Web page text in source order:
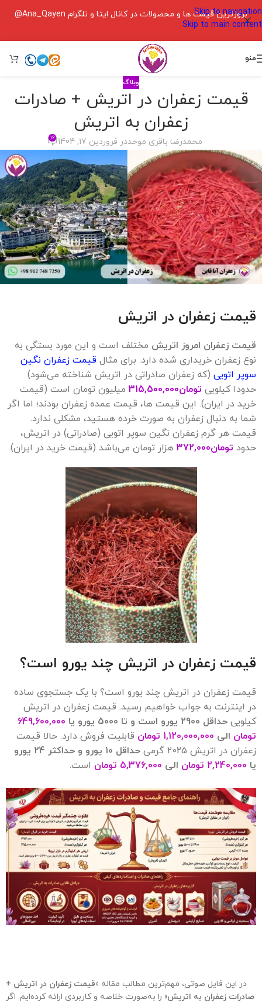
Skip to navigation
Skip to main content
بروزترین قیمت ها و محصولات در کانال ایتا و تلگرام Ana_Qayen@
منو
وبلاگ
قیمت زعفران در اتریش + صادرات
زعفران به اتریش
محمدرضا باقری موحددر فروردین 17, 1404 ۱۶
قیمت زعفران در اتریش
قیمت زعفران امروز اتریش مختلف است و این مورد بستگی به
نوع زعفران خریداری شده دارد. برای مثال قیمت زعفران نگین
سوپر اتویی (که زعفران صادراتی در اتریش شناخته می‌شود)
حدودا کیلویی تومان315,500,000 میلیون تومان است (قیمت
خرید در ایران). این قیمت ها، قیمت عمده زعفران بودند؛ اما اگر
شما به دنبال زعفران به صورت خرده هستید، مشکلی ندارد.
قیمت هر گرم زعفران نگین سوپر اتویی (صادراتی) در اتریش،
حدود تومان372,000 هزار تومان می‌باشد (قیمت خرید در ایران).
قیمت زعفران در اتریش چند یورو است؟
قیمت زعفران در اتریش چند یورو است؟ با یک جستجوی ساده
در اینترنت به جواب خواهیم رسید. قیمت زعفران در اتریش
کیلویی حداقل 2900 یورو است و تا 5000 یورو یا
649,600,000
تومان الی 1,120,000,000 تومان
قابلیت فروش دارد. حالا قیمت
زعفران در اتریش 2025 گرمی
حداقل 10 یورو و حداکثر 24 یورو
یا 2,240,000 تومان الی 5,376,000 تومان است.
در این فایل صوتی، مهم‌ترین مطالب مقاله «قیمت زعفران در اتریش +
صادرات زعفران به اتریش» را به‌صورت خلاصه و کاربردی ارائه کرده‌ایم. اگر